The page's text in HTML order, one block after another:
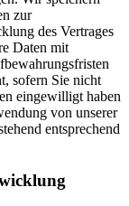
zur
des Vertrages
Daten mit
sofern Sie nicht
eingewilligt haben
von unserer
entsprechend